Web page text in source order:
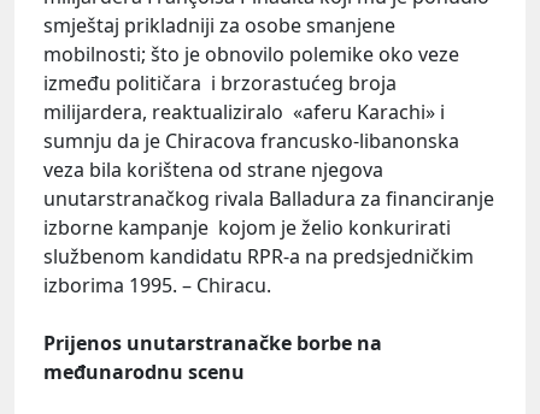
smještaj prikladniji za osobe smanjene
mobilnosti; što je obnovilo polemike oko veze
između političara i brzorastućeg broja
milijardera, reaktualiziralo «aferu Karachi» i
sumnju da je Chiracova francusko-libanonska
veza bila korištena od strane njegova
unutarstranačkog rivala Balladura za financiranje
izborne kampanje kojom je želio konkurirati
službenom kandidatu RPR-a na predsjedničkim
izborima 1995. – Chiracu.
Prijenos unutarstranačke borbe na
međunarodnu scenu